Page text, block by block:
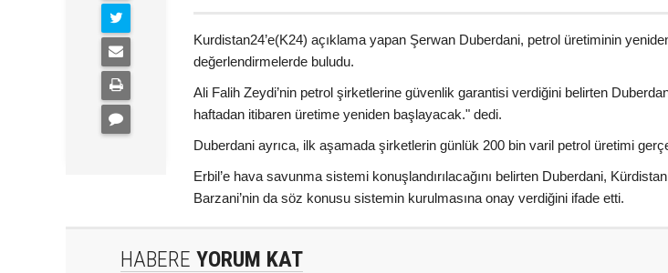
Kurdistan24’e(K24) açıklama yapan Şerwan Duberdani, petrol üretiminin
değerlendirmelerde buludu.
Ali Falih Zeydi’nin petrol şirketlerine güvenlik garantisi verdiğini belirten
haftadan itibaren üretime yeniden başlayacak." dedi.
Duberdani ayrıca, ilk aşamada şirketlerin günlük 200 bin varil petrol üretimi
Erbil’e hava savunma sistemi konuşlandırılacağını belirten Duberdani,
Barzani’nin da söz konusu sistemin kurulmasına onay verdiğini ifade etti.
HABERE YORUM KAT